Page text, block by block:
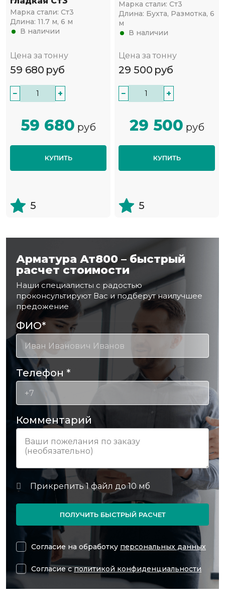
Марка стали: Ст3
Длина: 11.7 м, 6 м
В наличии
Цена за тонну
59 680 руб
− +
59 680 руб
КУПИТЬ
5
Марка стали: Ст3
Длина: Бухта, Размотка, 6
м
В наличии
Цена за тонну
29 500 руб
− +
29 500 руб
КУПИТЬ
5
Арматура Ат800 – быстрый
расчет стоимости
Наши специалисты с радостью
проконсультируют Вас и подберут наилучшее
предожение
ФИО*
Телефон *
Комментарий
ПОЛУЧИТЬ БЫСТРЫЙ РАСЧЕТ
Согласие на обработку персональных данных
Согласие сполитикой конфиденциальности